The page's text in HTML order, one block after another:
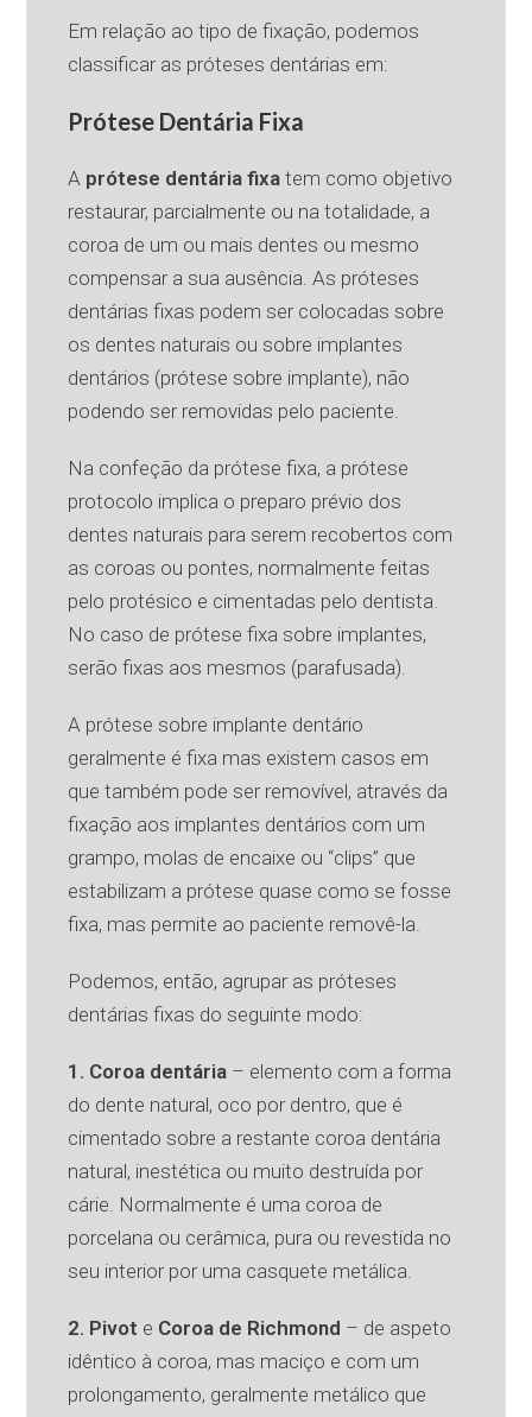
Em relação ao tipo de fixação, podemos
classificar as próteses dentárias em:
Prótese Dentária Fixa
A prótese dentária fixa tem como objetivo
restaurar, parcialmente ou na totalidade, a
coroa de um ou mais dentes ou mesmo
compensar a sua ausência. As próteses
dentárias fixas podem ser colocadas sobre
os dentes naturais ou sobre implantes
dentários (prótese sobre implante), não
podendo ser removidas pelo paciente.
Na confeção da prótese fixa, a prótese
protocolo implica o preparo prévio dos
dentes naturais para serem recobertos com
as coroas ou pontes, normalmente feitas
pelo protésico e cimentadas pelo dentista.
No caso de prótese fixa sobre implantes,
serão fixas aos mesmos (parafusada).
A prótese sobre implante dentário
geralmente é fixa mas existem casos em
que também pode ser removível, através da
fixação aos implantes dentários com um
grampo, molas de encaixe ou “clips” que
estabilizam a prótese quase como se fosse
fixa, mas permite ao paciente removê-la.
Podemos, então, agrupar as próteses
dentárias fixas do seguinte modo:
1. Coroa dentária – elemento com a forma
do dente natural, oco por dentro, que é
cimentado sobre a restante coroa dentária
natural, inestética ou muito destruída por
cárie. Normalmente é uma coroa de
porcelana ou cerâmica, pura ou revestida no
seu interior por uma casquete metálica.
2. Pivot e Coroa de Richmond – de aspeto
idêntico à coroa, mas maciço e com um
prolongamento, geralmente metálico que